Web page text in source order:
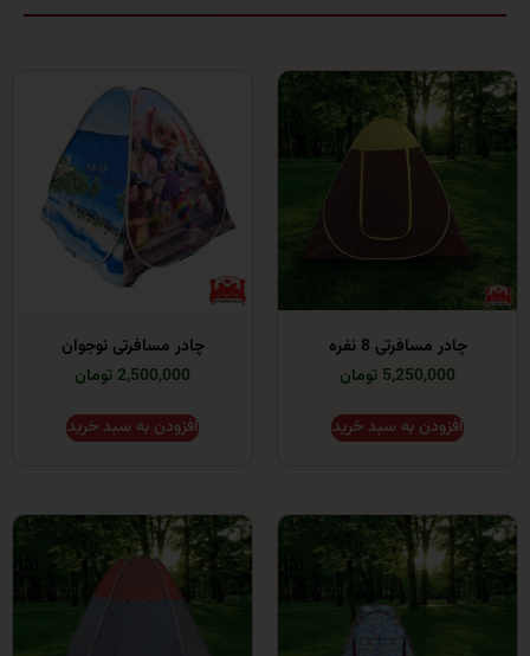
مسافرتی 8 نفره
به سبد خرید
چادر مسافرتی نوجوان
افزودن به سبد خرید